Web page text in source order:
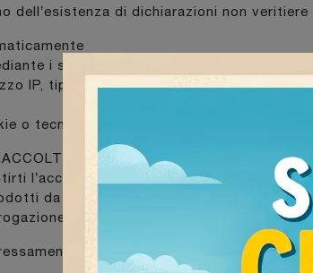
dell’esistenza di dichiarazioni non
i servizi che utilizzi:
IP, tipo di browser, informazioni sul
o tecnologie similari: per ulteriori
l’accesso ai nostri servizi e la loro
da noi proposti
del servizio
il consenso (tramite